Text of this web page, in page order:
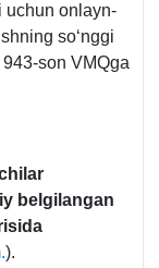
uchun onlayn-
soʻnggi
son VMQga
belgilangan
).